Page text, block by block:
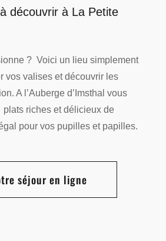
découvrir à La Petite
? Voici un lieu simplement
vos valises et découvrir les
A l’Auberge d’Imsthal vous
riches et délicieux de
pour vos pupilles et papilles.
séjour en ligne